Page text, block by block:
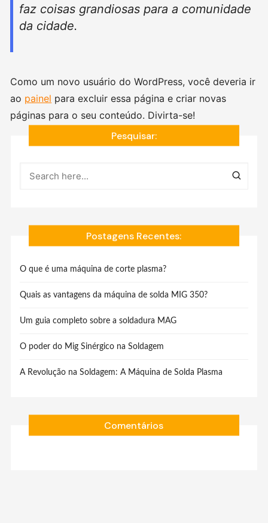
faz coisas grandiosas para a comunidade
da cidade.
Como um novo usuário do WordPress, você deveria ir
ao painel para excluir essa página e criar novas
páginas para o seu conteúdo. Divirta-se!
Pesquisar:
Postagens Recentes:
O que é uma máquina de corte plasma?
Quais as vantagens da máquina de solda MIG 350?
Um guia completo sobre a soldadura MAG
O poder do Mig Sinérgico na Soldagem
A Revolução na Soldagem: A Máquina de Solda Plasma
Comentários